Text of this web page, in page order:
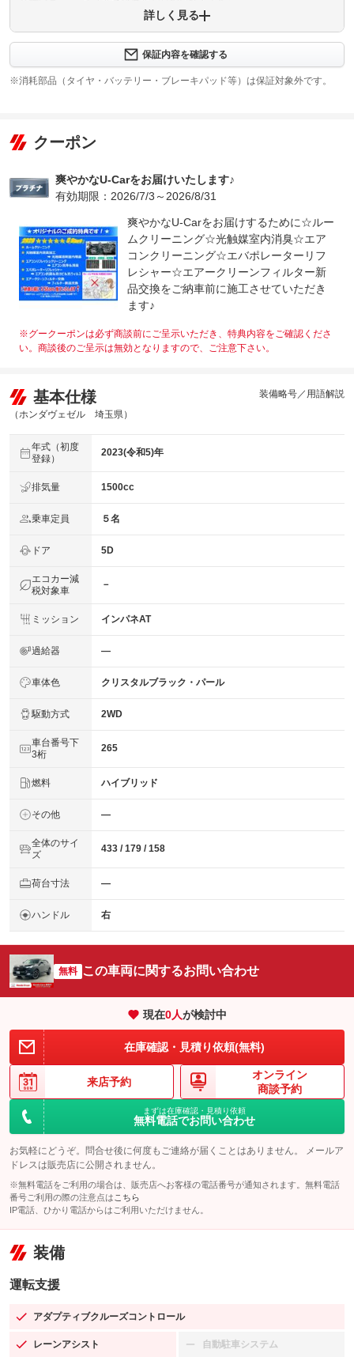
保証の限度額はございません。
ん。
全国のＨｏｎｄａのお店で保証修理が可能です。ドライブ
先や転居先でも安心してお乗り頂けます。
法定整備
整備付 法定12ヶ月または法定24ヶ月点検整備付
※車検なし・車検整備付の場合は法定24ヶ月点検整備付
※商用車は6ヶ月または12ヶ月点検整備付
法定整備
法定２４ヶ月点検付※貨物など一部車両は１２ヶ月点検法
定整備付 点検部位はエンジンオイル・オイルフィルタ
ー・ワイパーゴム交換ブレーキ点検・調整・その他を確認
詳しく見る
保証内容を確認する
※消耗部品（タイヤ・バッテリー・ブレーキパッド等）は保証対象外です。
クーポン
爽やかなU-Carをお届けいたします♪
有効期限：2026/7/3～2026/8/31
爽やかなU-Carをお届けするために☆ルー
ムクリーニング☆光触媒室内消臭☆エア
コンクリーニング☆エバポレーターリフ
レシャー☆エアークリーンフィルター新
品交換をご納車前に施工させていただき
ます♪
※グークーポンは必ず商談前にご呈示いただき、特典内容をご確認くださ
い。商談後のご呈示は無効となりますので、ご注意下さい。
基本仕様
（ホンダヴェゼル 埼玉県）
装備略号／用語解説
年式（初度
登録）
2023(令和5)年
排気量 1500cc
乗車定員 ５名
ドア 5D
エコカー減
税対象車
－
ミッション インパネAT
過給器 ―
車体色 クリスタルブラック・パール
駆動方式 2WD
車台番号下
3桁
265
燃料 ハイブリッド
その他 ―
全体のサイ
ズ
433 / 179 / 158
荷台寸法 ―
ハンドル 右
無料 この車両に関するお問い合わせ
現在0人が検討中
在庫確認・見積り依頼(無料)
来店予約
オンライン
商談予約
まずは在庫確認・見積り依頼
無料電話でお問い合わせ
お気軽にどうぞ。問合せ後に何度もご連絡が届くことはありません。 メールア
ドレスは販売店に公開されません。
※無料電話をご利用の場合は、販売店へお客様の電話番号が通知されます。無料電話
番号ご利用の際の注意点は こちら
IP電話、ひかり電話からはご利用いただけません。
装備
運転支援
アダプティブクルーズコントロール
：装備あり
レーンアシスト
：装備あり 自動駐車システム
：装備なし